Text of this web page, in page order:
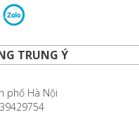
TRUNG Ý
phố Hà Nội